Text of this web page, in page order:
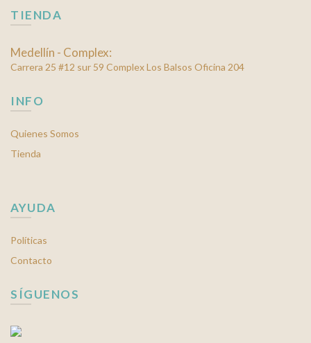
TIENDA
Medellín - Complex:
Carrera 25 #12 sur 59 Complex Los Balsos Oficina 204
INFO
Quienes Somos
Tienda
AYUDA
Políticas
Contacto
SÍGUENOS